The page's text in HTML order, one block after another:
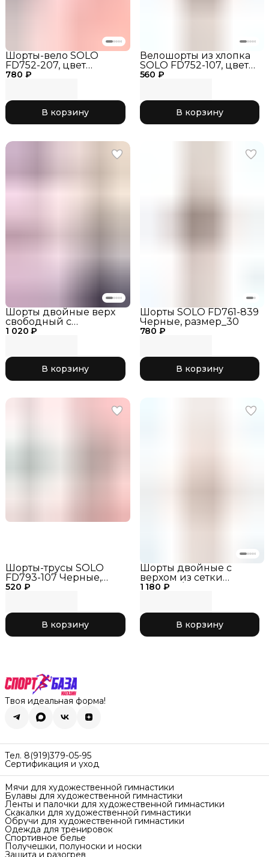
780 ₽
Шорты-вело SOLO
FD752-207, цвет
Черные, размер_28,
тренировочные шорты
РГ, одежда для
гимнастики
В корзину
560 ₽
Велошорты из хлопка
SOLO FD752-107, цвет
Черные, шорты для
РГ, одежда для
гимнастики
В корзину
1 020 ₽
Шорты двойные верх
свободный с
боковыми разрезами
В корзину
780 ₽
Шорты SOLO FD761-839
Черные, размер_30
В корзину
520 ₽
Шорты-трусы SOLO
FD793-107 Черные,
размер_40
В корзину
1 180 ₽
Шорты двойные с
верхом из сетки
черный/
В корзину
Твоя идеальная форма!
Тел. 8(919)379-05-95
Сертификация и уход
Мячи для художественной гимнастики
Булавы для художественной гимнастики
Ленты и палочки для художественной гимнастики
Скакалки для художественной гимнастики
Обручи для художественной гимнастики
Одежда для тренировок
Спортивное белье
Получешки, полуноски и носки
Защита и разогрев